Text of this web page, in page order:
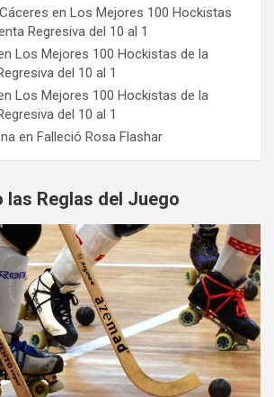
en Los Mejores 100 Hockistas
Regresiva del 10 al 1
Los Mejores 100 Hockistas de la
del 10 al 1
Los Mejores 100 Hockistas de la
del 10 al 1
en Falleció Rosa Flashar
las Reglas del Juego